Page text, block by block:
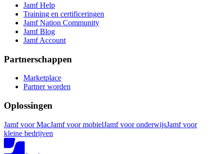
Jamf Help
Training en certificeringen
Jamf Nation Community
Jamf Blog
Jamf Account
Partnerschappen
Marketplace
Partner worden
Oplossingen
Jamf voor MacJamf voor mobielJamf voor onderwijsJamf voor
kleine bedrijven